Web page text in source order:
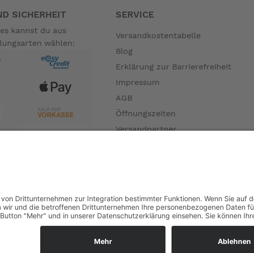
SICHERHEIT
kannst du aus
wählen:
SERVICE
Versandkostentabelle
Blog
Erklärung zur Barrierefreiheit
Impressum
AGB
Öffnungszeiten
Versandpartner
Widerrufsrecht MS
Widerrufsrecht bei Reparatur
Widerrufsrecht bei Dienstleistungen